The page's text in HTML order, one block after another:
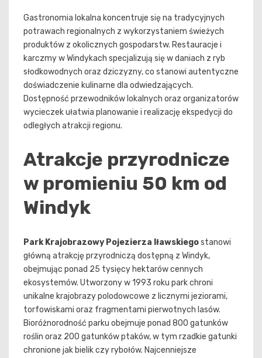
Gastronomia lokalna koncentruje się na tradycyjnych
potrawach regionalnych z wykorzystaniem świeżych
produktów z okolicznych gospodarstw. Restauracje i
karczmy w Windykach specjalizują się w daniach z ryb
słodkowodnych oraz dziczyzny, co stanowi autentyczne
doświadczenie kulinarne dla odwiedzających.
Dostępność przewodników lokalnych oraz organizatorów
wycieczek ułatwia planowanie i realizację ekspedycji do
odległych atrakcji regionu.
Atrakcje przyrodnicze
w promieniu 50 km od
Windyk
Park Krajobrazowy Pojezierza Iławskiegostanowi
główną atrakcję przyrodniczą dostępną z Windyk,
obejmując ponad 25 tysięcy hektarów cennych
ekosystemów. Utworzony w 1993 roku park chroni
unikalne krajobrazy polodowcowe z licznymi jeziorami,
torfowiskami oraz fragmentami pierwotnych lasów.
Bioróżnorodność parku obejmuje ponad 800 gatunków
roślin oraz 200 gatunków ptaków, w tym rzadkie gatunki
chronione jak bielik czy rybołów. Najcenniejsze